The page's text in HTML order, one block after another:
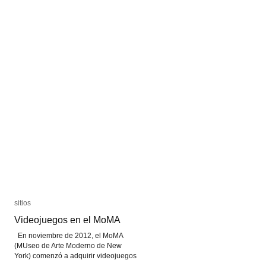
sitios
Videojuegos en el MoMA
En noviembre de 2012, el MoMA
(MUseo de Arte Moderno de New
York) comenzó a adquirir videojuegos
sitios
Videojuegos en el MoMA